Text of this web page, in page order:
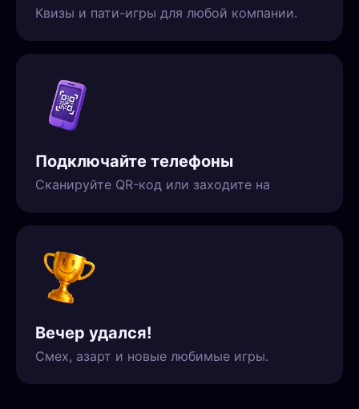
Квизы и пати-игры для любой компании.
Подключайте телефоны
Сканируйте QR-код или заходите на
Вечер удался!
Смех, азарт и новые любимые игры.